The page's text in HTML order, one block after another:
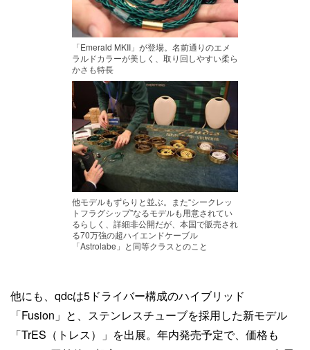
「Emerald MKII」が登場。名前通りのエメ
ラルドカラーが美しく、取り回しやすい柔ら
かさも特長
他モデルもずらりと並ぶ。また“シークレッ
トフラグシップ”なるモデルも用意されてい
るらしく、詳細非公開だが、本国で販売され
る70万強の超ハイエンドケーブル
「Astrolabe」と同等クラスとのこと
他にも、qdcは5ドライバー構成のハイブリッド
「Fusion」と、ステンレスチューブを採用した新モデル
「TrES（トレス）」を出展。年内発売予定で、価格も